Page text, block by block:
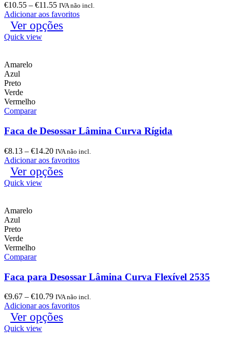
€10.55 – €11.55 IVA não incl.
Adicionar aos favoritos
Ver opções
Quick view
Amarelo
Azul
Preto
Verde
Vermelho
Comparar
Faca de Desossar Lâmina Curva Rígida
€8.13 – €14.20 IVA não incl.
Adicionar aos favoritos
Ver opções
Quick view
Amarelo
Azul
Preto
Verde
Vermelho
Comparar
Faca para Desossar Lâmina Curva Flexível 2535
€9.67 – €10.79 IVA não incl.
Adicionar aos favoritos
Ver opções
Quick view